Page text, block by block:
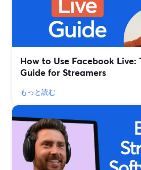
How to Use Facebook
Guide for Streamers
もっと読む